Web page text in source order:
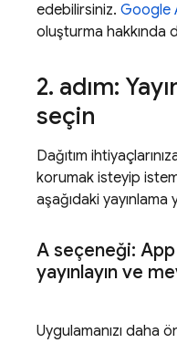
edebilirsiniz. Google
oluşturma hakkında
2. adım:
seçin
Dağıtım
korumak isteyip
aşağıdaki
A seçeneği:
yayınlayın ve
Uygulamanızı daha